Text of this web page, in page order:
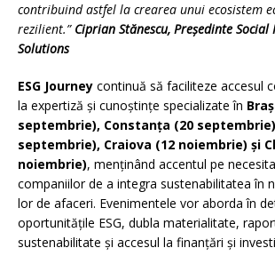
contribuind astfel la crearea unui ecosistem
rezilient.” Ciprian Stănescu, Președinte
Solutions
ESG Journey continuă să faciliteze accesul
la expertiză și cunoștințe specializate în
septembrie), Constanța (20
septembrie), Craiova (12 noiembrie) și
noiembrie), menținând accentul pe
companiilor de a integra sustenabilitatea în
lor de afaceri. Evenimentele vor aborda în
oportunitățile ESG, dubla materialitate,
sustenabilitate și accesul la finanțări și